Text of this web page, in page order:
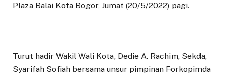
Plaza Balai Kota Bogor, Jumat (20/5/2022) pagi.
Turut hadir Wakil Wali Kota, Dedie A. Rachim, Sekda,
Syarifah Sofiah bersama unsur pimpinan Forkopimda